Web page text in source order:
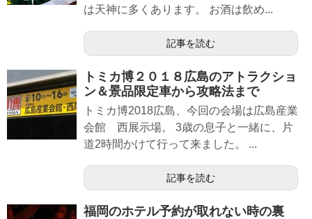
は天神に多くあります。 お酒は飲め...
記事を読む
トミカ博２０１８広島のアトラクショ
ン＆景品限定車から攻略法まで
トミカ博2018広島、今回の会場は広島産業
会館 西展示場。 3歳の息子と一緒に、片
道2時間かけて行って来ました。 ...
記事を読む
福岡のホテル予約が取れない時の裏